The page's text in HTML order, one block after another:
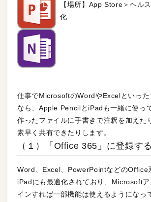
【場所】App Store＞ヘル
化
仕事でMicrosoftのWordやExcelといった
なら、Apple PencilとiPadも一緒に使っ
作ったファイルに手書きで注釈を加えた
素早く共有できたりします。
（１）「Office 365」に登録する
Word、Excel、PowerPointなどのOffice
iPadにも最適化されており、Microsoft
インすれば一部機能は使えるようになっ